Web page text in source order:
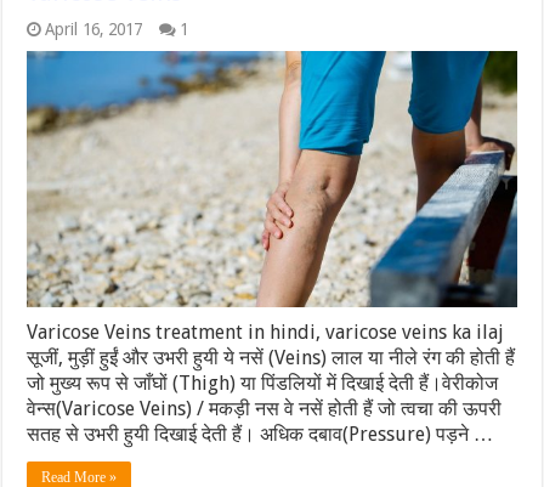
April 16, 2017 1
Varicose Veins treatment in hindi, varicose veins ka ilaj
सूजीं, मुड़ीं हुईं और उभरी हुयी ये नसें (Veins) लाल या नीले रंग की होती हैं
जो मुख्य रूप से जाँघों (Thigh) या पिंडलियों में दिखाई देती हैं।वेरीकोज
वेन्स(Varicose Veins) / मकड़ी नस वे नसें होती हैं जो त्वचा की ऊपरी
सतह से उभरी हुयी दिखाई देती हैं। अधिक दबाव(Pressure) पड़ने …
Read More »